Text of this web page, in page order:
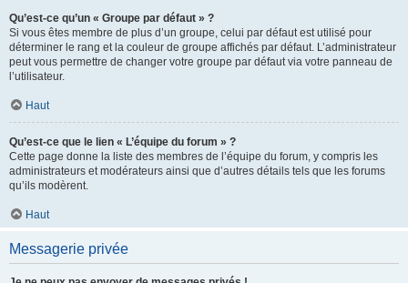
Qu’est-ce qu’un « Groupe par défaut » ?
Si vous êtes membre de plus d’un groupe, celui par défaut est utilisé pour
déterminer le rang et la couleur de groupe affichés par défaut. L’administrateur
peut vous permettre de changer votre groupe par défaut via votre panneau de
l’utilisateur.
Haut
Qu’est-ce que le lien « L’équipe du forum » ?
Cette page donne la liste des membres de l’équipe du forum, y compris les
administrateurs et modérateurs ainsi que d’autres détails tels que les forums
qu’ils modèrent.
Haut
Messagerie privée